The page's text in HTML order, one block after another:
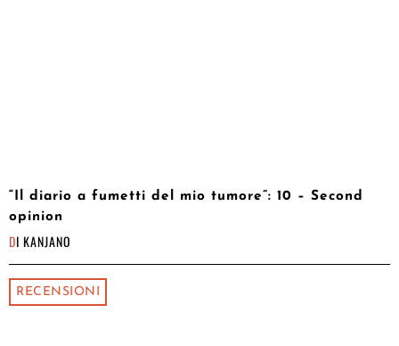
“Il diario a fumetti del mio tumore”: 10 – Second
opinion
DI KANJANO
RECENSIONI